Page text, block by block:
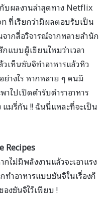
บผลงานล่าสุดทาง Netflix
ที่เรียกว่ามีผลตอบรับเป็น
ากสื่อวิจารณ์จากหลายสำนัก
แบบผู้เขียนไหมว่าเวลา
เห็นซันจิทำอาหารแล้วหิว
ย่างไร หากหลาย ๆ คนมี
ไปเปิดตำรับตำราอาหาร
แมรี่กัน !! ฉันนี่แหละที่จะเป็น
Recipes
ไม่มีพลังงานแล้วจะเอาแรง
ำอาหารแบบซันจิในเรื่องก็
องซันจิไว้เพียบ !